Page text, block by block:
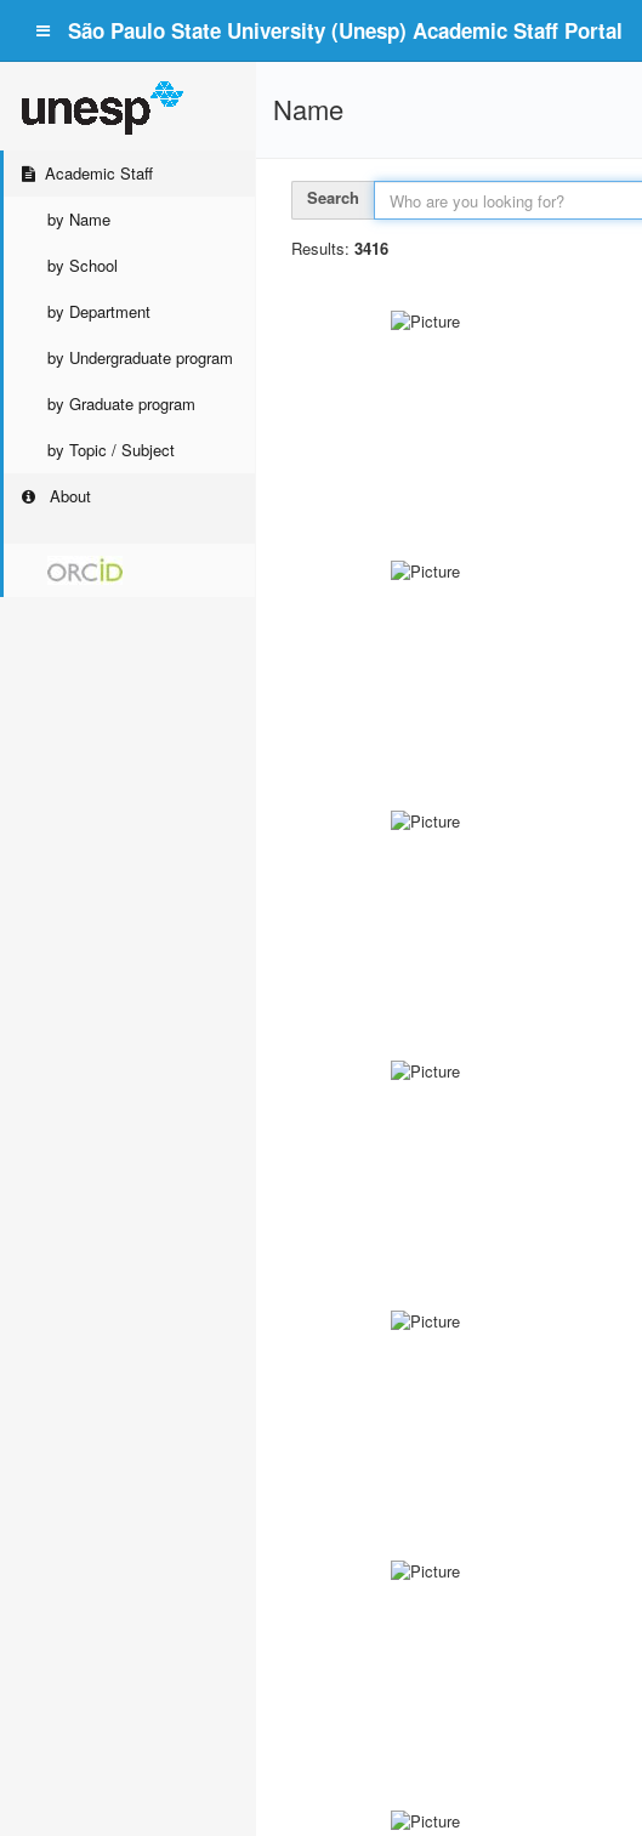
São Paulo State University (Unesp) Academic Staff Portal
Academic Staff
by Name
by School
by Department
by Undergraduate program
by Graduate program
by Topic / Subject
About
Name
Search
Results: 3416